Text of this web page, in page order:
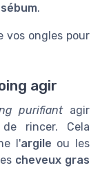
.
vos ongles pour
agir
purifiantagir
rincer. Cela
l'argile ou les
cheveux gras